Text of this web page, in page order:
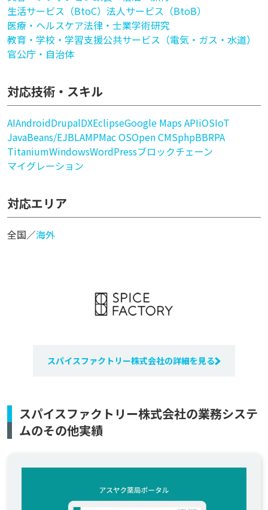
生活サービス（BtoC） 法人サービス（BtoB）
医療・ヘルスケア法律・士業学術研究
教育・学校・学習支援公共サービス（電気・ガス・水道）
官公庁・自治体
対応技術・スキル
AIAndroidDrupalDXEclipseGoogle Maps APIiOSIoT
JavaBeans/EJBLAMPMac OSOpen CMSphpBBRPA
TitaniumWindowsWordPressブロックチェーン
マイグレーション
対応エリア
全国／海外
スパイスファクトリー株式会社の詳細を見る
スパイスファクトリー株式会社の業務システ
ムのその他実績